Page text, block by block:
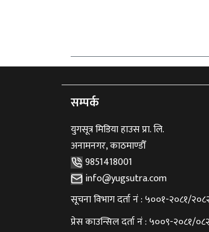
सम्पर्क
युगसूत्र मिडिया हाउस प्रा. लि.
अनामनगर, काठमाण्डौँ
9851418001
info@yugsutra.com
सूचना विभाग दर्ता नं : ५००१-२०८१/
प्रेस काउन्सिल दर्ता नं : ५००९-२०८१/०८२